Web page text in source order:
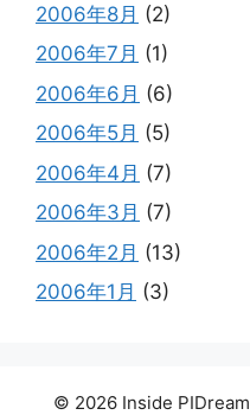
2006年8月 (2)
2006年7月 (1)
2006年6月 (6)
2006年5月 (5)
2006年4月 (7)
2006年3月 (7)
2006年2月 (13)
2006年1月 (3)
© 2026 Inside PIDream